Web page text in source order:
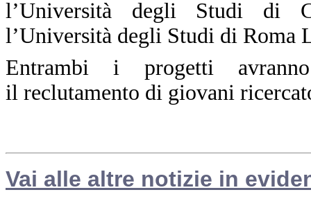
l’Università degli Studi di
l’Università degli Studi di Roma
Entrambi i progetti
il reclutamento di giovani
Vai alle altre notizie in